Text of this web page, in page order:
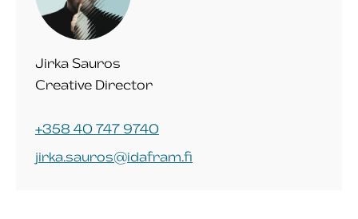
Jirka Sauros
Creative Director
+358 40 747 9740
jirka.sauros@idafram.fi